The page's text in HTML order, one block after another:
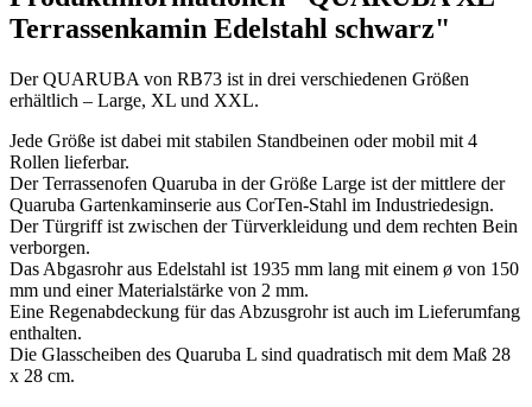
Terrassenkamin Edelstahl schwarz"
Der QUARUBA von RB73 ist in drei verschiedenen Größen
erhältlich – Large, XL und XXL.
Jede Größe ist dabei mit stabilen Standbeinen oder mobil mit 4
Rollen lieferbar.
Der Terrassenofen Quaruba in der Größe Large ist der mittlere der
Quaruba Gartenkaminserie aus CorTen-Stahl im Industriedesign.
Der Türgriff ist zwischen der Türverkleidung und dem rechten Bein
verborgen.
Das Abgasrohr aus Edelstahl ist 1935 mm lang mit einem ø von 150
mm und einer Materialstärke von 2 mm.
Eine Regenabdeckung für das Abzusgrohr ist auch im Lieferumfang
enthalten.
Die Glasscheiben des Quaruba L sind quadratisch mit dem Maß 28
x 28 cm.